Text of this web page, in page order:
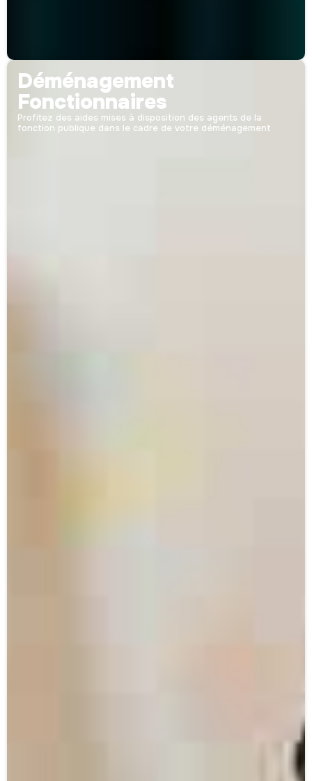
Déménagement
Fonctionnaires
Profitez des aides mises à disposition des agents de la
fonction publique dans le cadre de votre déménagement